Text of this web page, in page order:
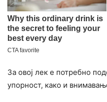
За овој лек е потребно
упорност, како и